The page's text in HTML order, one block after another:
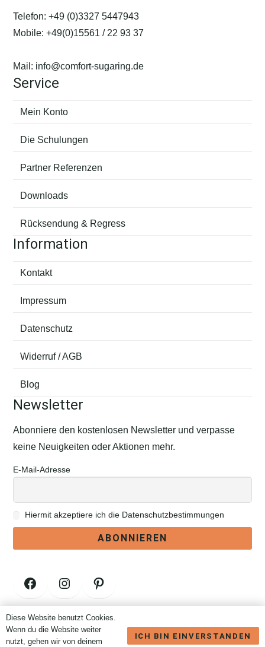
Telefon:+49 (0)3327 5447943
Mobile:+49(0)15561 / 22 93 37
Mail: info@comfort-sugaring.de
Service
Mein Konto
Die Schulungen
Partner Referenzen
Downloads
Rücksendung & Regress
Information
Kontakt
Impressum
Datenschutz
Widerruf / AGB
Blog
Newsletter
Abonniere den kostenlosen Newsletter und verpasse
keine Neuigkeiten oder Aktionen mehr.
E-Mail-Adresse
Hiermit akzeptiere ich die Datenschutzbestimmungen
Facebook Instagram Pinterest
Vertrag widerrufen
Diese Website benutzt Cookies.
Wenn du die Website weiter
nutzt, gehen wir von deinem
ICH BIN EINVERSTANDEN